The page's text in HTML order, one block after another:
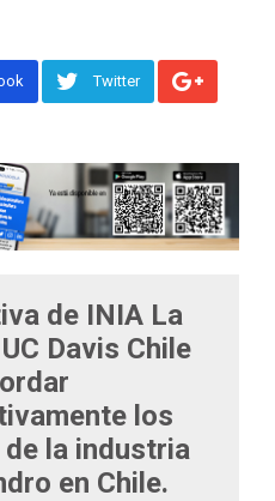
Twitter
de INIA La
Davis Chile
los
la industria
en Chile.